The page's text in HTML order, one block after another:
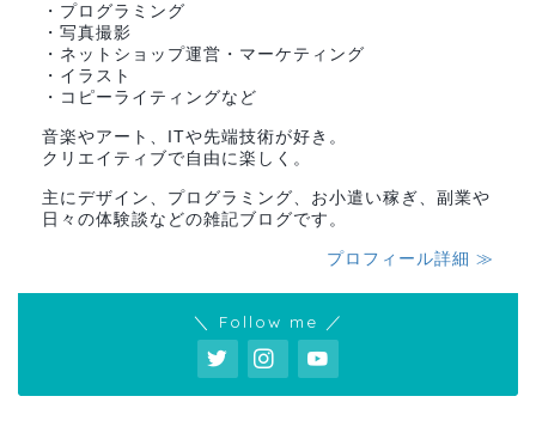
・プログラミング
・写真撮影
・ネットショップ運営・マーケティング
・イラスト
・コピーライティングなど
音楽やアート、ITや先端技術が好き。
クリエイティブで自由に楽しく。
主にデザイン、プログラミング、お小遣い稼ぎ、副業や
日々の体験談などの雑記ブログです。
プロフィール詳細 ≫
＼ Follow me ／